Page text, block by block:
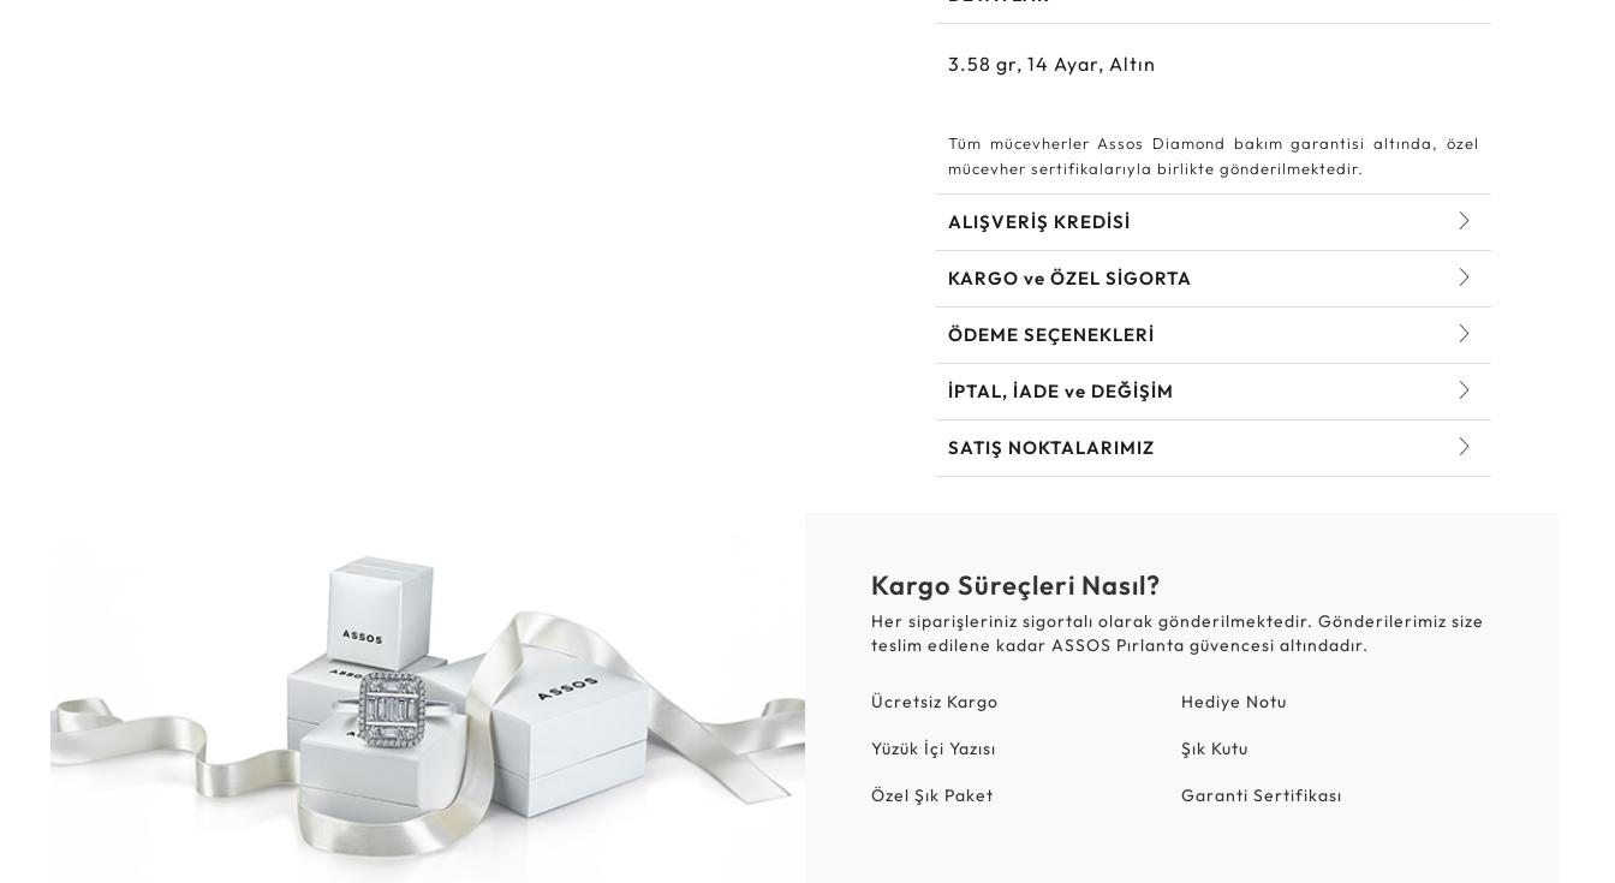
3.58gr,14Ayar, Altın
Tüm mücevherler Assos Diamond bakım garantisi altında, özel
mücevher sertifikalarıyla birlikte gönderilmektedir.
ALIŞVERİŞ KREDİSİ
KARGO ve ÖZEL SİGORTA
ÖDEME SEÇENEKLERİ
İPTAL, İADE ve DEĞİŞİM
SATIŞ NOKTALARIMIZ
Kargo Süreçleri Nasıl?
Her siparişleriniz sigortalı olarak gönderilmektedir. Gönderilerimiz size
teslim edilene kadar ASSOS Pırlanta güvencesi altındadır.
Ücretsiz Kargo Hediye Notu
Yüzük İçi Yazısı Şık Kutu
Özel Şık Paket Garanti Sertifikası